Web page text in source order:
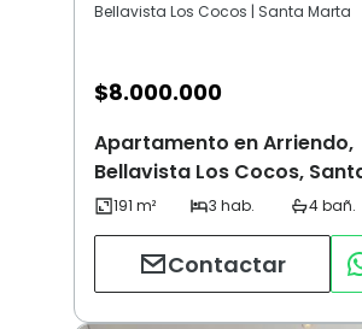
Bellavista Los Cocos | Santa Marta
$8.000.000
Apartamento en Arriendo,
Bellavista Los Cocos,
Contactar